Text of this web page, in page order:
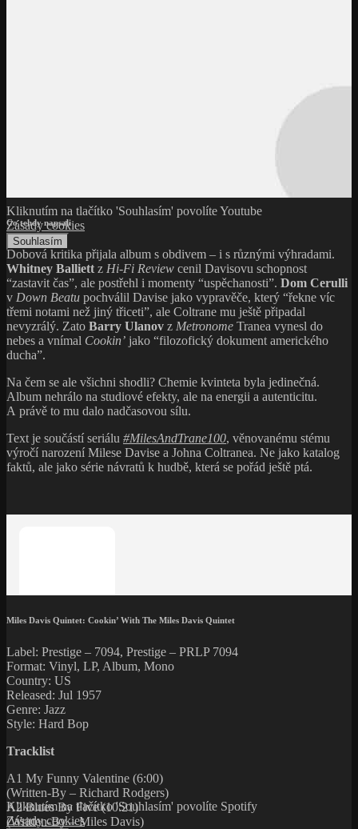
Kliknutím na tlačítko 'Souhlasím' povolíte Youtube
Zásady cookies
Souhlasím
Co tehdy napsali
Dobová kritika přijala album s obdivem – i s různými výhradami.
Whitney Balliett z Hi-Fi Review cenil Davisovu schopnost
“zastavit čas”, ale postřehl i momenty “uspěchanosti”. Dom Cerulli
v Down Beatu pochválil Davise jako vypravěče, který “řekne víc
třemi notami než jiný třiceti”, ale Coltrane mu ještě připadal
nevyzrálý. Zato Barry Ulanov z Metronome Tranea vynesl do
nebes a vnímal Cookin’ jako “filozofický dokument amerického
ducha”.
Na čem se ale všichni shodli? Chemie kvinteta byla jedinečná.
Album nehrálo na studiové efekty, ale na energii a autenticitu.
A právě to mu dalo nadčasovou sílu.
Text je součástí seriálu #MilesAndTrane100, věnovanému stému
výročí narození Milese Davise a Johna Coltranea. Ne jako katalog
faktů, ale jako série návratů k hudbě, která se pořád ještě ptá.
Kliknutím na tlačítko 'Souhlasím' povolíte Spotify
Zásady cookies
Miles Davis Quintet: Cookin’ With The Miles Davis Quintet
Label: Prestige – 7094, Prestige – PRLP 7094
Format: Vinyl, LP, Album, Mono
Country: US
Released: Jul 1957
Genre: Jazz
Style: Hard Bop
Tracklist
A1 My Funny Valentine (6:00)
(Written-By – Richard Rodgers)
A2 Blues By Five (10:21)
(Written-By – Miles Davis)